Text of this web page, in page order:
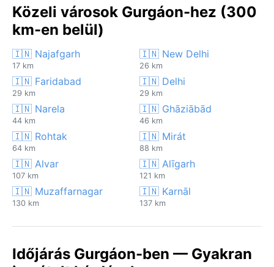
Közeli városok Gurgáon-hez (300
km-en belül)
🇮🇳 Najafgarh
17 km
🇮🇳 New Delhi
26 km
🇮🇳 Faridabad
29 km
🇮🇳 Delhi
29 km
🇮🇳 Narela
44 km
🇮🇳 Ghāziābād
46 km
🇮🇳 Rohtak
64 km
🇮🇳 Mirát
88 km
🇮🇳 Alvar
107 km
🇮🇳 Alīgarh
121 km
🇮🇳 Muzaffarnagar
130 km
🇮🇳 Karnāl
137 km
Időjárás Gurgáon-ben — Gyakran